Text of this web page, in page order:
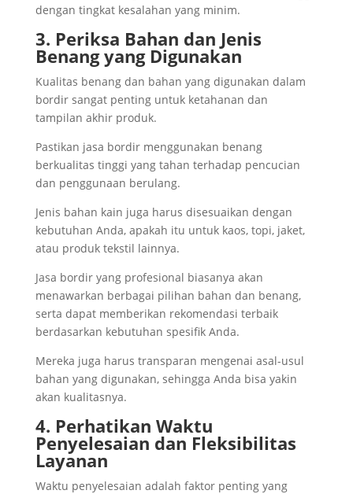
dengan tingkat kesalahan yang minim.
3. Periksa Bahan dan Jenis
Benang yang Digunakan
Kualitas benang dan bahan yang digunakan dalam
bordir sangat penting untuk ketahanan dan
tampilan akhir produk.
Pastikan jasa bordir menggunakan benang
berkualitas tinggi yang tahan terhadap pencucian
dan penggunaan berulang.
Jenis bahan kain juga harus disesuaikan dengan
kebutuhan Anda, apakah itu untuk kaos, topi, jaket,
atau produk tekstil lainnya.
Jasa bordir yang profesional biasanya akan
menawarkan berbagai pilihan bahan dan benang,
serta dapat memberikan rekomendasi terbaik
berdasarkan kebutuhan spesifik Anda.
Mereka juga harus transparan mengenai asal-usul
bahan yang digunakan, sehingga Anda bisa yakin
akan kualitasnya.
4. Perhatikan Waktu
Penyelesaian dan Fleksibilitas
Layanan
Waktu penyelesaian adalah faktor penting yang